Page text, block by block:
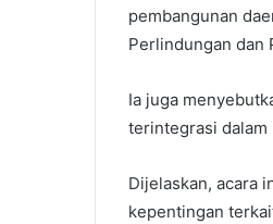
pembangunan
Perlindungan dan
Ia juga
terintegrasi dalam
Dijelaskan, acara
kepentingan